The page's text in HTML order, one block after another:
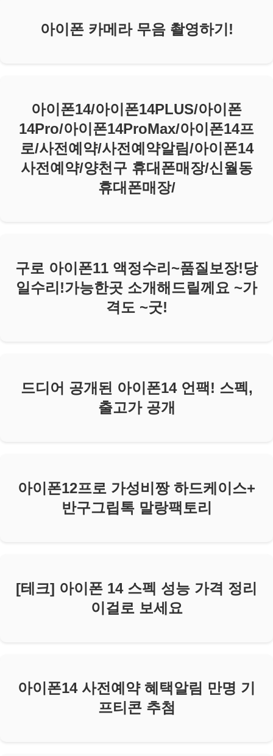
아이폰 카메라 무음 촬영하기!
아이폰14/아이폰14PLUS/아이폰
14Pro/아이폰14ProMax/아이폰14프
로/사전예약/사전예약알림/아이폰14
사전예약/양천구 휴대폰매장/신월동
휴대폰매장/
구로 아이폰11 액정수리~품질보장!당
일수리!가능한곳 소개해드릴께요 ~가
격도 ~굿!
드디어 공개된 아이폰14 언팩! 스펙,
출고가 공개
아이폰12프로 가성비짱 하드케이스+
반구그립톡 말랑팩토리
[테크] 아이폰 14 스펙 성능 가격 정리
이걸로 보세요
아이폰14 사전예약 혜택알림 만명 기
프티콘 추첨